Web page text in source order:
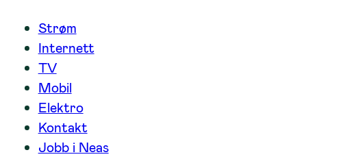
Strøm
Internett
TV
Mobil
Elektro
Kontakt
Jobb i Neas